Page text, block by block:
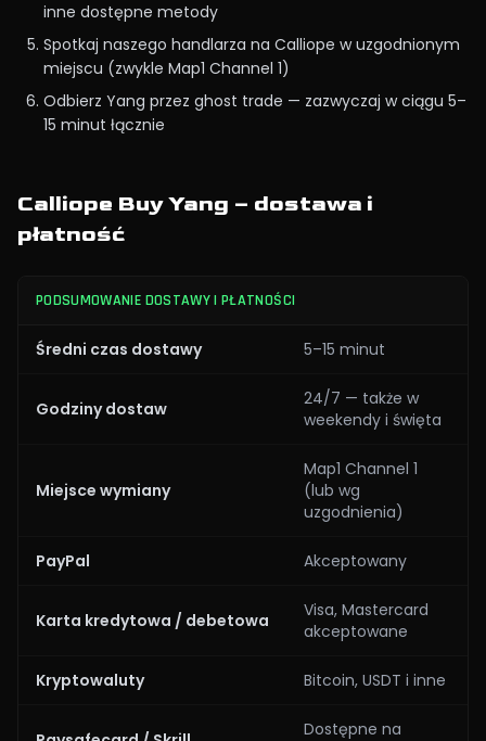
inne dostępne metody
Spotkaj naszego handlarza na Calliope w uzgodnionym
miejscu (zwykle Map1 Channel 1)
Odbierz Yang przez ghost trade — zazwyczaj w ciągu 5–
15 minut łącznie
Calliope Buy Yang – dostawa i
płatność
PODSUMOWANIE DOSTAWY I PŁATNOŚCI
Średni czas dostawy 5–15 minut
Godziny dostaw
24/7 — także w
weekendy i święta
Miejsce wymiany
Map1 Channel 1
(lub wg
uzgodnienia)
PayPal Akceptowany
Karta kredytowa / debetowa
Visa, Mastercard
akceptowane
Kryptowaluty Bitcoin, USDT i inne
Dostępne na